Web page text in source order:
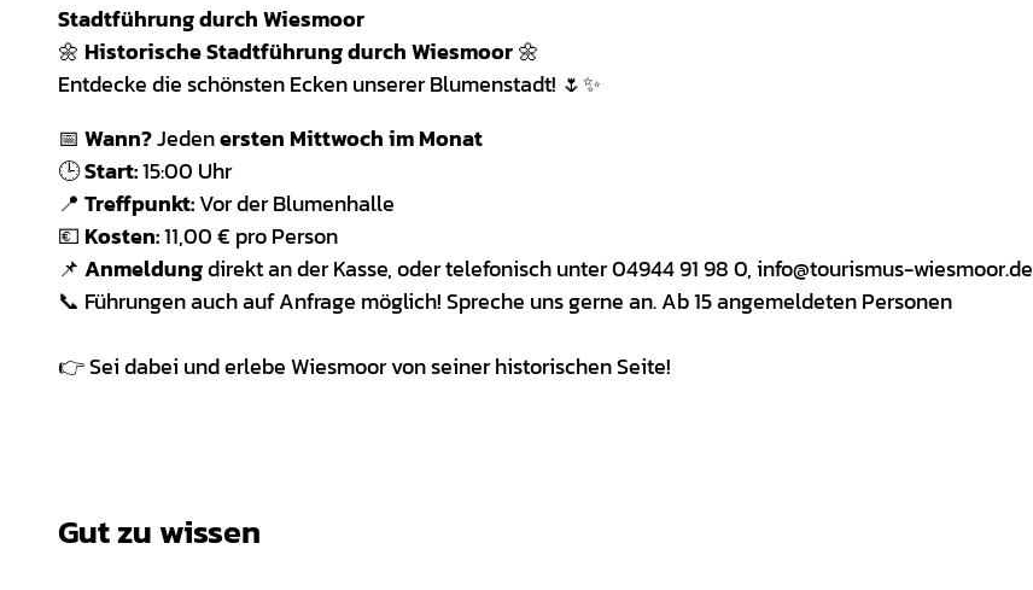
Stadtführung durch Wiesmoor
🌼 Historische Stadtführung durch Wiesmoor🌼
Entdecke die schönsten Ecken unserer Blumenstadt! 🌷✨
📅 Wann?Jedenersten Mittwoch im Monat
🕒Start:15:00 Uhr
📍 Treffpunkt:Vor der Blumenhalle
💶 Kosten:11,00 € pro Person
📌 Anmeldungdirekt an der Kasse, oder telefonisch unter 04944 91 98 0, info@tourismus-wiesmoor.de
📞 Führungen auch auf Anfrage möglich! Spreche uns gerne an. Ab 15 angemeldeten Personen
👉 Sei dabei und erlebe Wiesmoor von seiner historischen Seite!
Gut zu wissen